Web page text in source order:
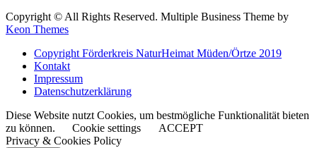
Copyright © All Rights Reserved. Multiple Business Theme by
Keon Themes
Copyright Förderkreis NaturHeimat Müden/Örtze 2019
Kontakt
Impressum
Datenschutzerklärung
Diese Website nutzt Cookies, um bestmögliche Funktionalität bieten
zu können.
Cookie settings
ACCEPT
Privacy & Cookies Policy